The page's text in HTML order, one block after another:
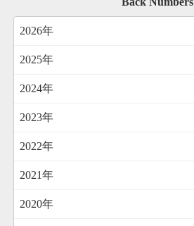
2026年
2025年
2024年
2023年
2022年
2021年
2020年